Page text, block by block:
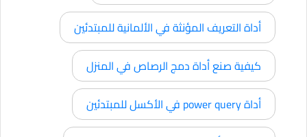
أداة التعريف المؤنثة في الألمانية للمبتدئين
كيفية صنع أداة دمج الرصاص في المنزل
أداة power query في الأكسل للمبتدئين